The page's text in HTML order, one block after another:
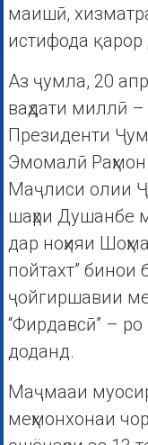
маишӣ,
истифода
Аз ҷумла, 20
ваҳдати миллӣ
Президенти
Эмомалӣ
Маҷлиси олии
шаҳри Душанбе
дар ноҳияи
пойтахт” бинои
ҷойгиршавии
“Фирдавсӣ” –
доданд.
Маҷмааи
меҳмонхонаи